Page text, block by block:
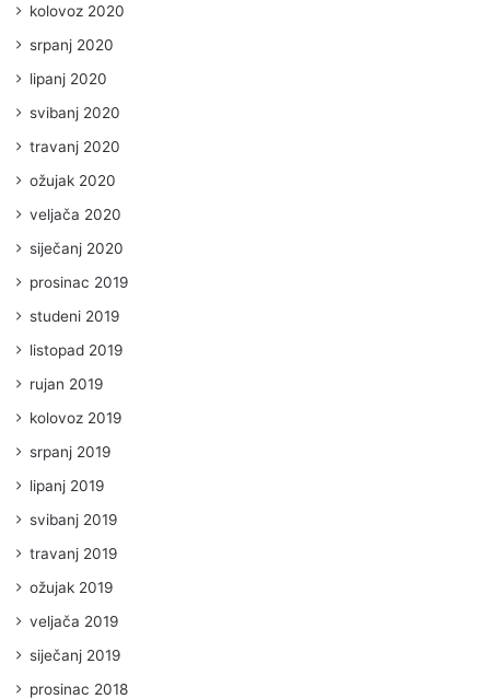
kolovoz 2020
srpanj 2020
lipanj 2020
svibanj 2020
travanj 2020
ožujak 2020
veljača 2020
siječanj 2020
prosinac 2019
studeni 2019
listopad 2019
rujan 2019
kolovoz 2019
srpanj 2019
lipanj 2019
svibanj 2019
travanj 2019
ožujak 2019
veljača 2019
siječanj 2019
prosinac 2018